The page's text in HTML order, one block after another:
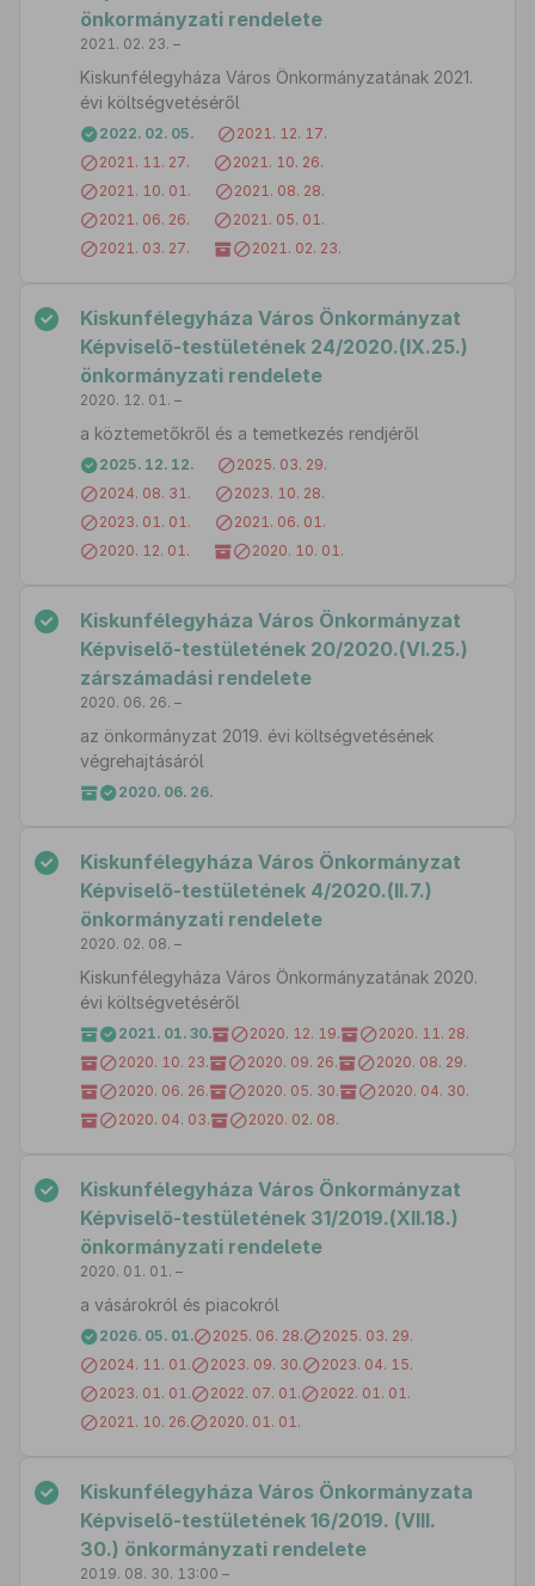
önkormányzati rendelete
2021. 02. 23. –
Kiskunfélegyháza Város Önkormányzatának 2021.
évi költségvetéséről
2022. 02. 05.
2021. 12. 17.
2021. 11. 27.
2021. 10. 26.
2021. 10. 01.
2021. 08. 28.
2021. 06. 26.
2021. 05. 01.
2021. 03. 27.
2021. 02. 23.
Kiskunfélegyháza Város Önkormányzat
Képviselő-testületének 24/2020.(IX.25.)
önkormányzati rendelete
2020. 12. 01. –
a köztemetőkről és a temetkezés rendjéről
2025. 12. 12.
2025. 03. 29.
2024. 08. 31.
2023. 10. 28.
2023. 01. 01.
2021. 06. 01.
2020. 12. 01.
2020. 10. 01.
Kiskunfélegyháza Város Önkormányzat
Képviselő-testületének 20/2020.(VI.25.)
zárszámadási rendelete
2020. 06. 26. –
az önkormányzat 2019. évi költségvetésének
végrehajtásáról
2020. 06. 26.
Kiskunfélegyháza Város Önkormányzat
Képviselő-testületének 4/2020.(II.7.)
önkormányzati rendelete
2020. 02. 08. –
Kiskunfélegyháza Város Önkormányzatának 2020.
évi költségvetéséről
2021. 01. 30. 2020. 12. 19.
2020. 11. 28.
2020. 10. 23.
2020. 09. 26.
2020. 08. 29.
2020. 06. 26.
2020. 05. 30.
2020. 04. 30.
2020. 04. 03.
2020. 02. 08.
Kiskunfélegyháza Város Önkormányzat
Képviselő-testületének 31/2019.(XII.18.)
önkormányzati rendelete
2020. 01. 01. –
a vásárokról és piacokról
2026. 05. 01. 2025. 06. 28.
2025. 03. 29.
2024. 11. 01.
2023. 09. 30.
2023. 04. 15.
2023. 01. 01.
2022. 07. 01.
2022. 01. 01.
2021. 10. 26.
2020. 01. 01.
Kiskunfélegyháza Város Önkormányzata
Képviselő-testületének 16/2019. (VIII.
30.) önkormányzati rendelete
2019. 08. 30. 13:00 –